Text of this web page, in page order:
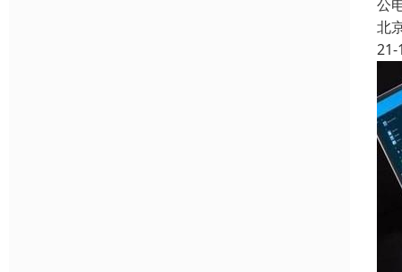
公
北
21-